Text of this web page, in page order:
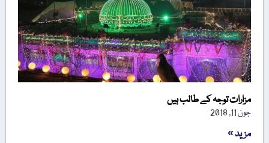
مزارات توجہ کے طالب ہیں
جون 11, 2018
مزید »